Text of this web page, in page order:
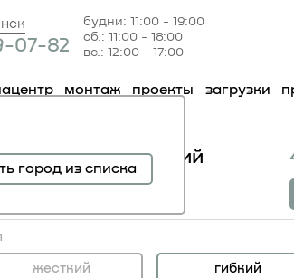
07-82
будни: 11:00 - 19:00
сб.: 11:00 - 18:00
вс.: 12:00 - 17:00
монтаж проекты загрузки
город из списка
аналог:
1.50.144
1.50.144 гибкий
жесткий гибкий